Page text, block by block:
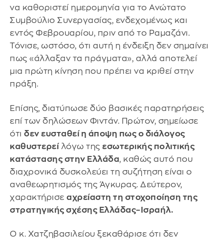
να καθοριστεί ημερομηνία για το Ανώτατο
Συμβούλιο Συνεργασίας, ενδεχομένως και
εντός Φεβρουαρίου, πριν από το Ραμαζάνι.
Τόνισε, ωστόσο, ότι αυτή η ένδειξη δεν σημαίνει
πως «άλλαξαν τα πράγματα», αλλά αποτελεί
μια πρώτη κίνηση που πρέπει να κριθεί στην
πράξη.
Επίσης, διατύπωσε δύο βασικές παρατηρήσεις
επί των δηλώσεων Φιντάν. Πρώτον, σημείωσε
ότι δεν ευσταθεί η άποψη πως ο διάλογος
καθυστερείλόγω της εσωτερικής πολιτικής
κατάστασης στην Ελλάδα, καθώς αυτό που
διαχρονικά δυσκολεύει τη συζήτηση είναι ο
αναθεωρητισμός της Άγκυρας. Δεύτερον,
χαρακτήρισε αχρείαστη τη στοχοποίηση της
στρατηγικής σχέσης Ελλάδας–Ισραήλ.
Ο κ. Χατζηβασιλείου ξεκαθάρισε ότι δεν